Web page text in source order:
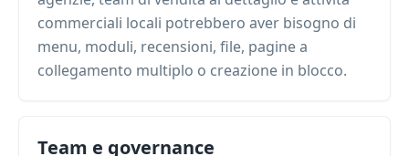
commerciali locali potrebbero aver bisogno di
menu, moduli, recensioni, file, pagine a
collegamento multiplo o creazione in blocco.
Team e governance